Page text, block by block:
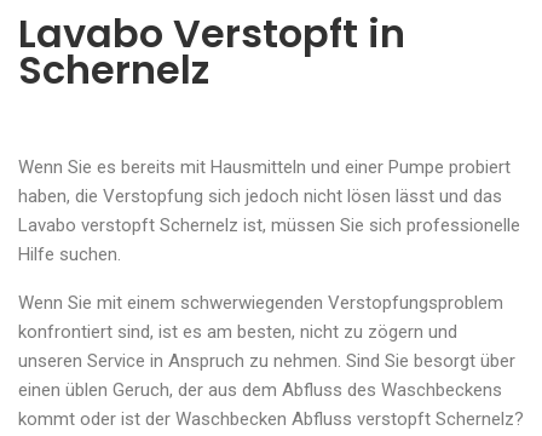
Lavabo Verstopft in
Schernelz
Wenn Sie es bereits mit Hausmitteln und einer Pumpe probiert
haben, die Verstopfung sich jedoch nicht lösen lässt und das
Lavabo verstopft Schernelz ist, müssen Sie sich professionelle
Hilfe suchen.
Wenn Sie mit einem schwerwiegenden Verstopfungsproblem
konfrontiert sind, ist es am besten, nicht zu zögern und
unseren Service in Anspruch zu nehmen. Sind Sie besorgt über
einen üblen Geruch, der aus dem Abfluss des Waschbeckens
kommt oder ist der Waschbecken Abfluss verstopft Schernelz?